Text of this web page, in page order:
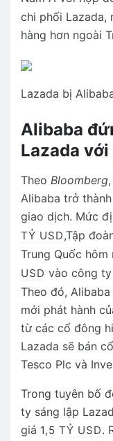
chi phối Lazada,
hàng hơn ngoài
Lazada bị
Alibaba
Lazada với
Theo Bloomberg
Alibaba trở
giao dịch. Mức
TỶ USD,Tập
Trung Quốc
USD vào công
Theo đó,
mới phát hành
từ các cổ đông
Lazada sẽ bán
Tesco Plc và
Trong tuyên bố
ty sáng lập
giá 1,5 TỶ USD.